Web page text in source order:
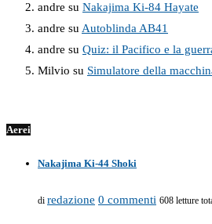
andre su Nakajima Ki-84 Hayate
andre su Autoblinda AB41
andre su Quiz: il Pacifico e la
Milvio su Simulatore della
Aerei
Nakajima Ki-44 Shoki
di redazione 0 commenti 608 letture